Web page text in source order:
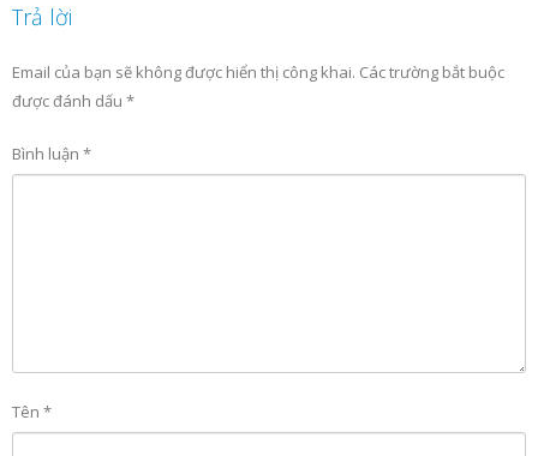
Trả lời
Email của bạn sẽ không được hiển thị công khai. Các trường bắt buộc
được đánh dấu *
Bình luận *
Tên *